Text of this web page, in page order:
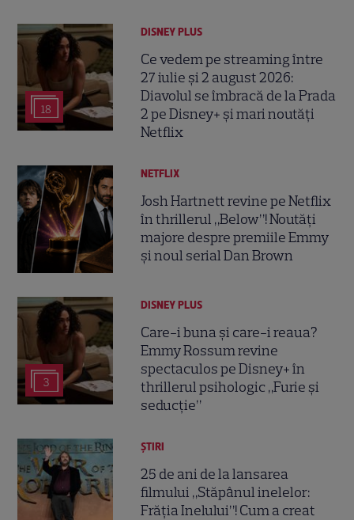
18
DISNEY PLUS
Ce vedem pe streaming între
27 iulie și 2 august 2026:
Diavolul se îmbracă de la Prada
2 pe Disney+ și mari noutăți
Netflix
NETFLIX
Josh Hartnett revine pe Netflix
în thrillerul „Below”! Noutăți
majore despre premiile Emmy
și noul serial Dan Brown
3
DISNEY PLUS
Care-i buna și care-i reaua?
Emmy Rossum revine
spectaculos pe Disney+ în
thrillerul psihologic „Furie și
seducție”
ȘTIRI
25 de ani de la lansarea
filmului „Stăpânul inelelor:
Frăția Inelului”! Cum a creat